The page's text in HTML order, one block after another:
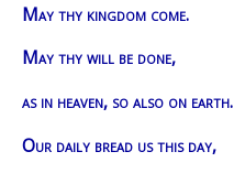
May thy kingdom come.
May thy will be done,
as in heaven, so also on earth.
Our daily bread us this day,